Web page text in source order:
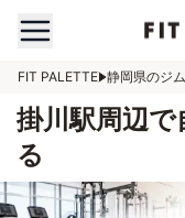
FIT PALETTE 静岡県のジム
掛川駅周辺
る